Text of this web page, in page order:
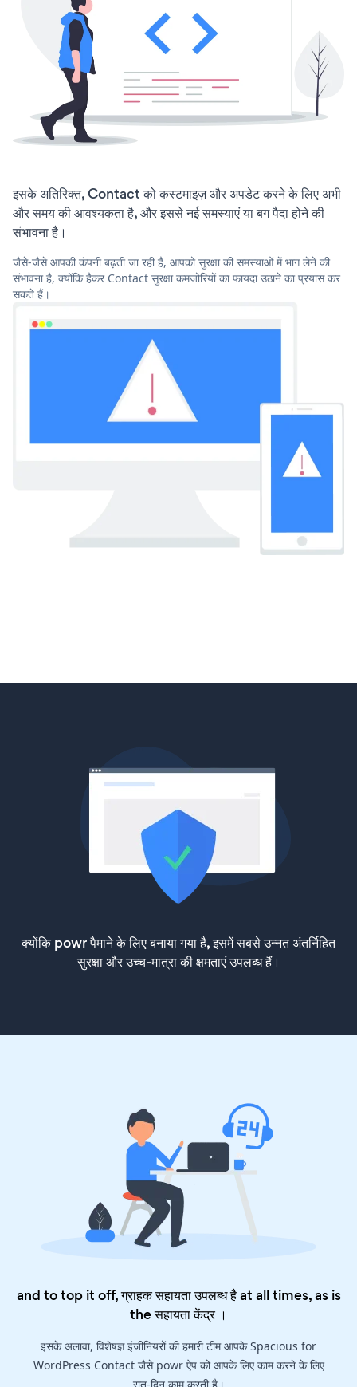
इसके अतिरिक्त, Contact को कस्टमाइज़ और अपडेट करने के लिए अभी
और समय की आवश्यकता है, और इससे नई समस्याएं या बग पैदा होने की
संभावना है।
जैसे-जैसे आपकी कंपनी बढ़ती जा रही है, आपको सुरक्षा की समस्याओं में भाग लेने की
संभावना है, क्योंकि हैकर Contact सुरक्षा कमजोरियों का फायदा उठाने का प्रयास कर
सकते हैं।
क्योंकि powr पैमाने के लिए बनाया गया है, इसमें सबसे उन्नत अंतर्निहित
सुरक्षा और उच्च-मात्रा की क्षमताएं उपलब्ध हैं।
and to top it off, ग्राहक सहायता उपलब्ध है at all times, as is
theसहायता केंद्र।
इसके अलावा, विशेषज्ञ इंजीनियरों की हमारी टीम आपके Spacious for
WordPress Contact जैसे powr ऐप को आपके लिए काम करने के लिए